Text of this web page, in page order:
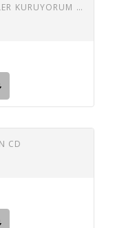
ŞEBNEM FERAH - ARTIK KISA CÜMLELER KURUYORUM CD
CD